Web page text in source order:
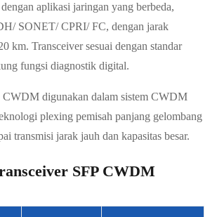
aplikasi jaringan yang berbeda,
SONET/ CPRI/ FC, dengan jarak
km. Transceiver sesuai dengan standar
fungsi diagnostik digital.
CWDM digunakan dalam sistem CWDM
plexing pemisah panjang gelombang
transmisi jarak jauh dan kapasitas besar.
SFP CWDM